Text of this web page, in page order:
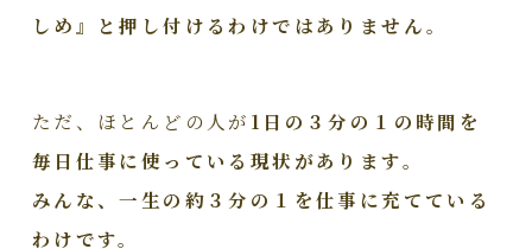
しめ』と押し付けるわけではありません。
ただ、ほとんどの人が 1日の３分の１の時間を
毎日仕事に使っている現状があります。
みんな、一生の約３分の１を仕事に充てている
わけです。